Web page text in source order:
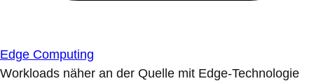
Edge Computing
Workloads näher an der Quelle mit Edge-Technologie